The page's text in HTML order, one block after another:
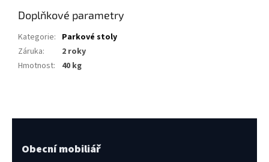
Doplňkové parametry
Kategorie: Parkové stoly
Záruka:
2 roky
Hmotnost: 40 kg
Obecní mobiliář